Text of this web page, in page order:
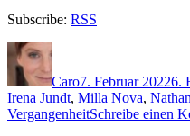
Subscribe: RSS
Autor
Caro7. Februar 20226.
Irena Jundt, Milla Nova,
VergangenheitSchreibe einen